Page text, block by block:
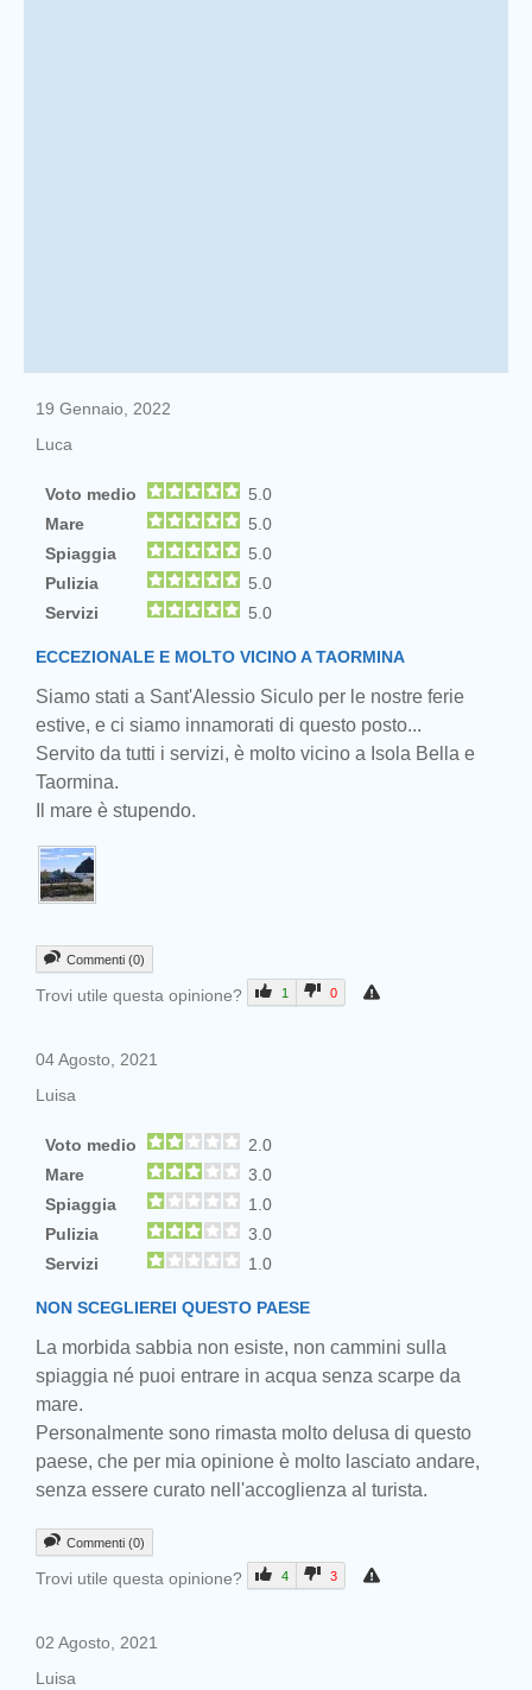
19 Gennaio, 2022
Luca
Voto medio
5.0
Mare
5.0
Spiaggia
5.0
Pulizia
5.0
Servizi
5.0
ECCEZIONALE E MOLTO VICINO A TAORMINA
Siamo stati a Sant'Alessio Siculo per le nostre ferie
estive, e ci siamo innamorati di questo posto...
Servito da tutti i servizi, è molto vicino a Isola Bella e
Taormina.
Il mare è stupendo.
Commenti (0)
Trovi utile questa opinione? 1 0
04 Agosto, 2021
Luisa
Voto medio
2.0
Mare
3.0
Spiaggia
1.0
Pulizia
3.0
Servizi
1.0
NON SCEGLIEREI QUESTO PAESE
La morbida sabbia non esiste, non cammini sulla
spiaggia né puoi entrare in acqua senza scarpe da
mare.
Personalmente sono rimasta molto delusa di questo
paese, che per mia opinione è molto lasciato andare,
senza essere curato nell'accoglienza al turista.
Commenti (0)
Trovi utile questa opinione? 4 3
02 Agosto, 2021
Luisa